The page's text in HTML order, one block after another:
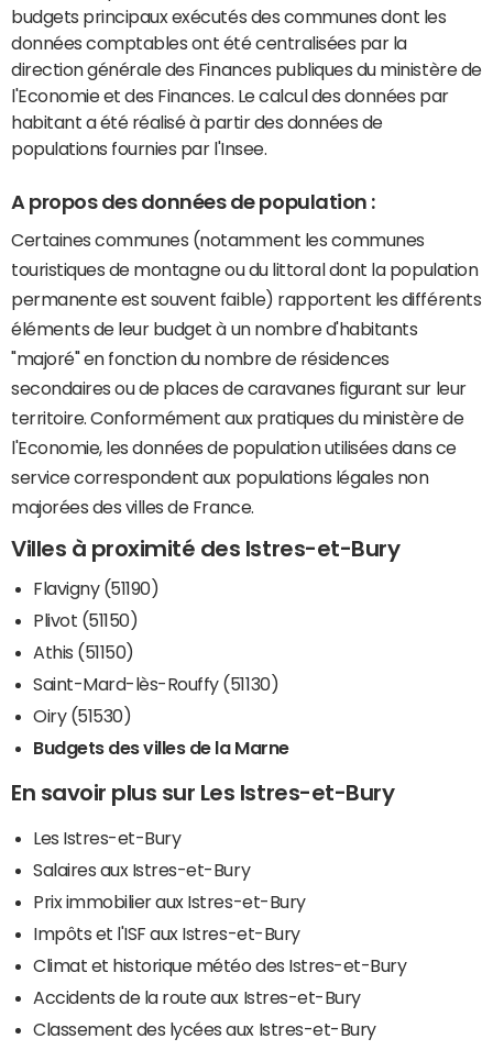
budgets principaux exécutés des communes dont les
données comptables ont été centralisées par la
direction générale des Finances publiques du ministère de
l'Economie et des Finances. Le calcul des données par
habitant a été réalisé à partir des données de
populations fournies par l'Insee.
A propos des données de population :
Certaines communes (notamment les communes
touristiques de montagne ou du littoral dont la population
permanente est souvent faible) rapportent les différents
éléments de leur budget à un nombre d'habitants
"majoré" en fonction du nombre de résidences
secondaires ou de places de caravanes figurant sur leur
territoire. Conformément aux pratiques du ministère de
l'Economie, les données de population utilisées dans ce
service correspondent aux populations légales non
majorées des villes de France.
Villes à proximité des Istres-et-Bury
Flavigny (51190)
Plivot (51150)
Athis (51150)
Saint-Mard-lès-Rouffy (51130)
Oiry (51530)
Budgets des villes de la Marne
En savoir plus sur Les Istres-et-Bury
Les Istres-et-Bury
Salaires aux Istres-et-Bury
Prix immobilier aux Istres-et-Bury
Impôts et l'ISF aux Istres-et-Bury
Climat et historique météo des Istres-et-Bury
Accidents de la route aux Istres-et-Bury
Classement des lycées aux Istres-et-Bury